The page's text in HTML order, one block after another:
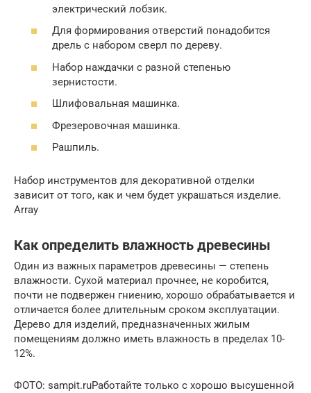
электрический лобзик.
Для формирования отверстий понадобится
дрель с набором сверл по дереву.
Набор наждачки с разной степенью
зернистости.
Шлифовальная машинка.
Фрезеровочная машинка.
Рашпиль.
Набор инструментов для декоративной отделки
зависит от того, как и чем будет украшаться изделие.
Array
Как определить влажность древесины
Один из важных параметров древесины — степень
влажности. Сухой материал прочнее, не коробится,
почти не подвержен гниению, хорошо обрабатывается и
отличается более длительным сроком эксплуатации.
Дерево для изделий, предназначенных жилым
помещениям должно иметь влажность в пределах 10-
12%.
ФОТО: sampit.ruРаботайте только с хорошо высушенной